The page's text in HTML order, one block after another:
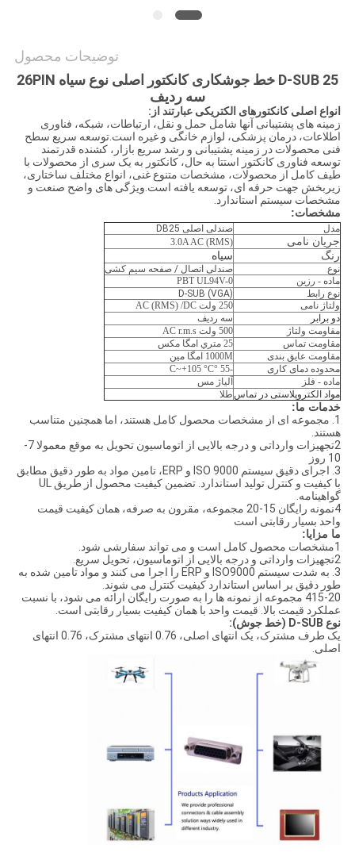
توضیحات محصول
D-SUB 25 خط جوشکاری کانکتور اصلی نوع سیاه 26PIN
سه ردیف
انواع اصلی کانکتورهای الکتریکی عبارتند از:
زمینه های پشتیبانی آنها شامل حمل و نقل، ارتباطات، شبکه، فناوری
اطلاعات، درمان پزشکی، لوازم خانگی و غیره است.توسعه سریع سطح
فنی محصولات در زمینه پشتیبانی و رشد سریع بازار، کشنده قدرتمند
توسعه فناوری کانکتور استتا به حال، کانکتور به یک سری از محصولات با
طیف کامل از محصولات، مشخصات متنوع غنی، انواع مختلف ساختاری،
زیربخش جهت حرفه ای، توسعه یافته است.ویژگی های واضح صنعت و
مشخصات سیستم استاندارد.
مشخصات:
مدل صندلی اصلی DB25
جریان نامی 3.0A AC (RMS)
رنگ سیاه
نوع
صندلی اتصال / صفحه سیم کشی
ماده - رزین
PBT UL94V-0
نوع رابط
D-SUB (VGA)
ولتاژ نامی
250 ولت AC (RMS) /DC
دو برابر
سه ردیف
مقاومت ولتاژ
500 ولت AC r.m.s
مقاومت تماس
25 متري امگا مکس
مقاومت عایق بندی
1000M امگا مین
محدوده دمای کاری
-55 °C~+105 °C
ماده - فلز
آلیاژ مس
مواد الکتروپلاستی در تماسطلا
خدمات ما:
1. مجموعه ای از مشخصات محصول کامل هستند، اما همچنین متناسب
هستند.
2تجهیزات وارداتی و درجه بالایی از اتوماسیون تحویل به موقع معمولا 7-
10 روز
3. اجرای دقیق سیستم ISO 9000 و ERP، تامین مواد به طور دقیق مطابق
با کیفیت و کنترل تولید استاندارد. تضمین کیفیت محصول از طریق UL
گواهینامه.
4نمونه رایگان 15-20 مجموعه، مقرون به صرفه، همان کیفیت قیمت
واحد بسیار رقابتی است
ما مزایا:
1مشخصات محصول کامل است و می تواند سفارشی شود.
2تجهیزات وارداتی و درجه بالایی از اتوماسیون، تحویل سریع.
3. به شدت سیستم ISO9000 و ERP را اجرا می کنند و مواد تامین شده به
طور دقیق بر اساس استاندارد کیفیت کنترل می شوند.
415-20 مجموعه از نمونه ها را به صورت رایگان ارائه می شود، با نسبت
عملکرد قیمت بالا. قیمت واحد با همان کیفیت بسیار رقابتی است.
نوع D-SUB (خط جوش):
یک طرف مشترک، یک انتهای اصلی، 0.76 انتهای مشترک، 0.76 انتهای
اصلی.